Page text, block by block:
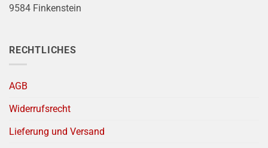
9584 Finkenstein
RECHTLICHES
AGB
Widerrufsrecht
Lieferung und Versand